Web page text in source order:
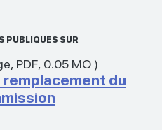
PUBLIQUES SUR
, PDF, 0.05 MO)
du